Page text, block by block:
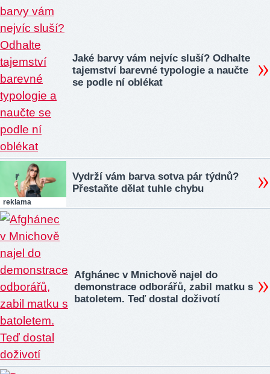
Jaké barvy vám nejvíc sluší? Odhalte
tajemství barevné typologie a naučte
se podle ní oblékat
reklama
Vydrží vám barva sotva pár týdnů?
Přestaňte dělat tuhle chybu
Afghánec v Mnichově najel do
demonstrace odborářů, zabil matku s
batoletem. Teď dostal doživotí